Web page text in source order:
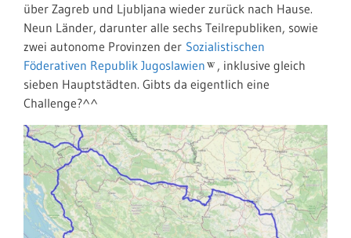
über Zagreb und Ljubljana wieder zurück nach Hause.
Neun Länder, darunter alle sechs Teilrepubliken, sowie
zwei autonome Provinzen der Sozialistischen
Föderativen Republik Jugoslawien
, inklusive gleich
sieben Hauptstädten. Gibts da eigentlich eine
Challenge?^^